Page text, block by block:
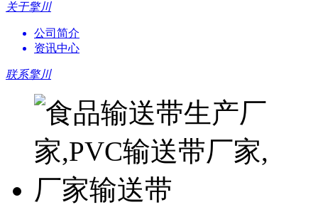
关于擎川
公司简介
资讯中心
联系擎川